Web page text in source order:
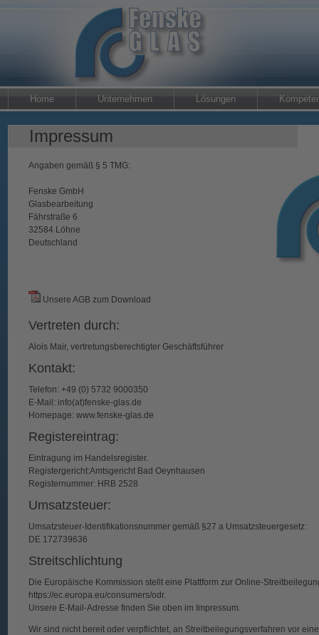
Home Unternehmen Lösungen
Impressum
Angaben gemäß § 5 TMG:
Fenske GmbH
Glasbearbeitung
Fährstraße 6
32584 Löhne
Deutschland
Unsere AGB zum Download
Vertreten durch:
Alois Mair, vertretungsberechtigter Geschäftsführer
Kontakt:
Telefon: +49 (0) 5732 9000350
E-Mail: info(at)fenske-glas.de
Homepage: www.fenske-glas.de
Registereintrag:
Eintragung im Handelsregister.
Registergericht:Amtsgericht Bad Oeynhausen
Registernummer: HRB 2528
Umsatzsteuer:
Umsatzsteuer-Identifikationsnummer gemäß §27 a Umsatzsteuergesetz:
DE 172739636
Streitschlichtung
Die Europäische Kommission stellt eine Plattform zur Online-
https://ec.europa.eu/consumers/odr.
Unsere E-Mail-Adresse finden Sie oben im Impressum.
Wir sind nicht bereit oder verpflichtet, an Streitbeilegungsverfahren vor